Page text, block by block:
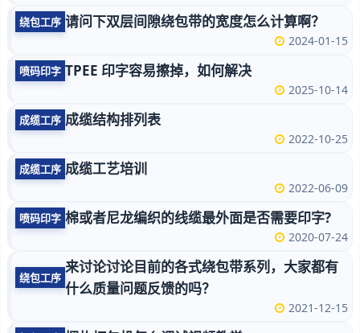
绕包工序 请问下双层间隙绕包带的宽度怎么计算啊？
2024-01-15
喷码印字 TPEE 印字容易擦掉，如何解决
2025-10-14
成缆工序 成缆结构排列表
2022-10-25
成缆工序 成缆工艺培训
2022-06-09
喷码印字 棉或者尼龙编织的线缆最外面是否需要印字?
2020-07-24
绕包工序
来讨论讨论目前的各式绕包带系列，大家都有
什么质量问题反馈的吗？
2021-12-15